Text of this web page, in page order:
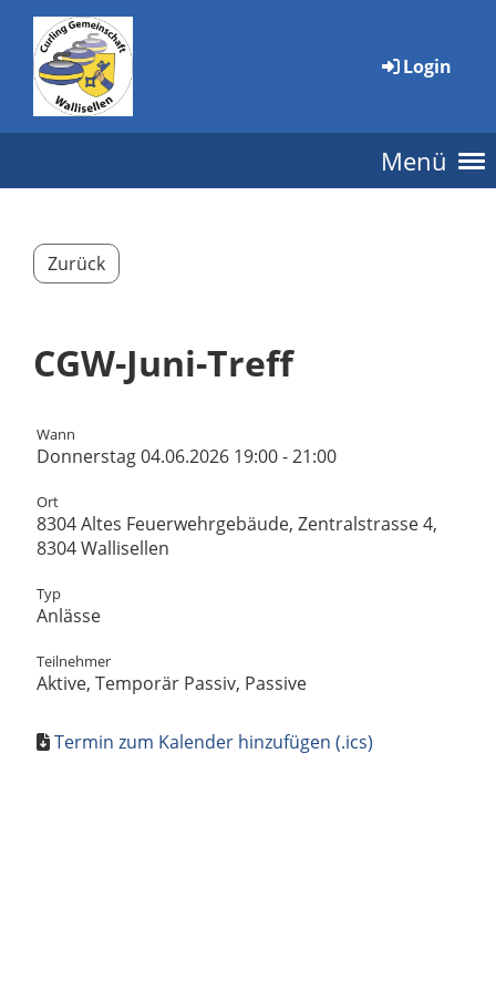
Login
Menü
Zurück
CGW-Juni-Treff
Wann
Donnerstag 04.06.2026 19:00 - 21:00
Ort
8304 Altes Feuerwehrgebäude, Zentralstrasse 4,
8304 Wallisellen
Typ
Anlässe
Teilnehmer
Aktive, Temporär Passiv, Passive
Termin zum Kalender hinzufügen (.ics)